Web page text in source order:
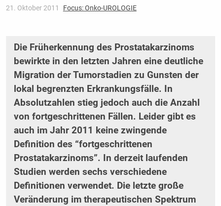
21. Oktober 2011 Focus: Onko-UROLOGIE
Die Früherkennung des Prostatakarzinoms
bewirkte in den letzten Jahren eine deutliche
Migration der Tumorstadien zu Gunsten der
lokal begrenzten Erkrankungsfälle. In
Absolutzahlen stieg jedoch auch die Anzahl
von fortgeschrittenen Fällen. Leider gibt es
auch im Jahr 2011 keine zwingende
Definition des “fortgeschrittenen
Prostatakarzinoms”. In derzeit laufenden
Studien werden sechs verschiedene
Definitionen verwendet. Die letzte große
Veränderung im therapeutischen Spektrum